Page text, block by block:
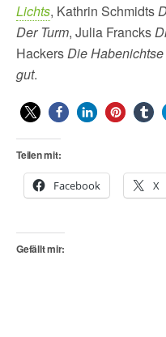
Lichts, Kathrin Schmidts
Der Turm, Julia Francks
HackersDie Habenichtse
gut.
Teilen mit:
Facebook X
Gefällt mir: